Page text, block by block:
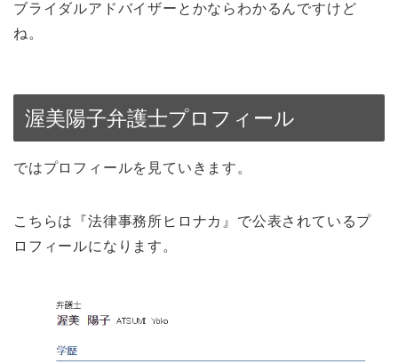
ブライダルアドバイザーとかならわかるんですけど
ね。
渥美陽子弁護士プロフィール
ではプロフィールを見ていきます。
こちらは『法律事務所ヒロナカ』で公表されているプ
ロフィールになります。